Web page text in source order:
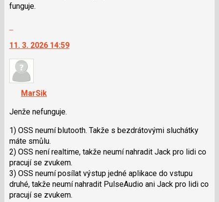
pro
funguje.
další
nový
názor.
navigaci
lze
použít
klávesy
N
pro
následující
a
P
pro
11. 3. 2026 14:59
MarSik
Jenže nefunguje.
1) OSS neumí blutooth. Takže s bezdrátovými sluchátky
máte smůlu.
2) OSS není realtime, takže neumí nahradit Jack pro lidi co
pracují se zvukem.
3) OSS neumí posílat výstup jedné aplikace do vstupu
druhé, takže neumí nahradit PulseAudio ani Jack pro lidi co
pracují se zvukem.